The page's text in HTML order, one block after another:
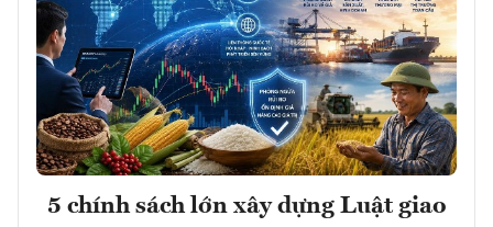
5 chính sách lớn xây dựng Luật giao